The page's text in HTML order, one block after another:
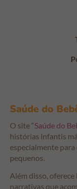
Saúde do
O site “Saúde do
histórias infantis
especialmente
pequenos.
Além disso,
narrativas que